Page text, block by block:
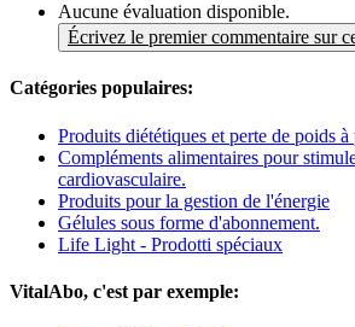
Aucune évaluation disponible.
Écrivez le premier commentaire sur
Catégories populaires:
Produits diététiques et perte de poids
Compléments alimentaires pour
cardiovasculaire.
Produits pour la gestion de l'énergie
Gélules sous forme d'abonnement.
Life Light - Prodotti spéciaux
VitalAbo, c'est par exemple: